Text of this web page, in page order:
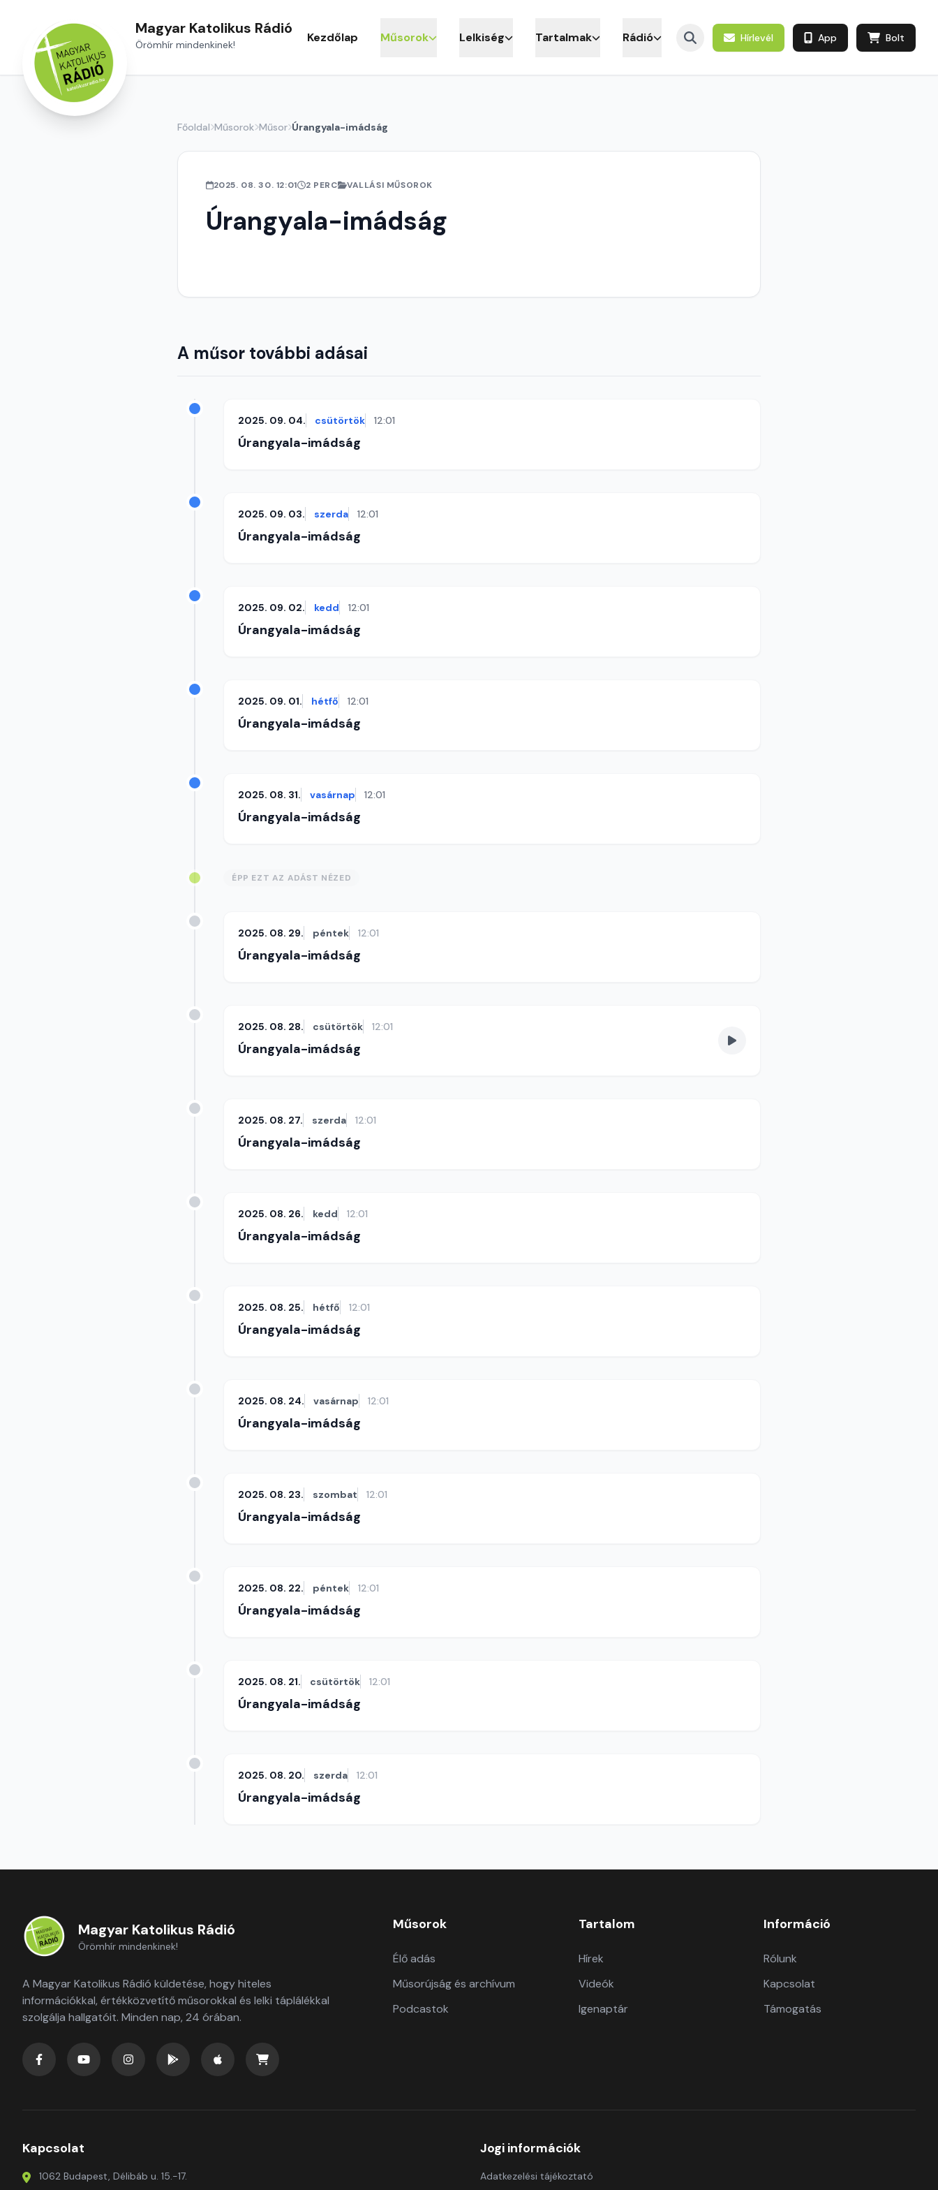
Magyar Katolikus Rádió
Örömhír mindenkinek! Kezdőlap Műsorok Lelkiség Tartalmak Rádió Hírlevél App Bolt
Főoldal Műsorok Műsor Úrangyala-imádság
2025. 08. 30. 12:01 2 PERC VALLÁSI MŰSOROK
Úrangyala-imádság
A műsor további adásai
2025. 09. 04. csütörtök 12:01
Úrangyala-imádság
2025. 09. 03. szerda 12:01
Úrangyala-imádság
2025. 09. 02. kedd 12:01
Úrangyala-imádság
2025. 09. 01. hétfő 12:01
Úrangyala-imádság
2025. 08. 31. vasárnap 12:01
Úrangyala-imádság
ÉPP EZT AZ ADÁST NÉZED
2025. 08. 29. péntek 12:01
Úrangyala-imádság
2025. 08. 28. csütörtök 12:01
Úrangyala-imádság
2025. 08. 27. szerda 12:01
Úrangyala-imádság
2025. 08. 26. kedd 12:01
Úrangyala-imádság
2025. 08. 25. hétfő 12:01
Úrangyala-imádság
2025. 08. 24. vasárnap 12:01
Úrangyala-imádság
2025. 08. 23. szombat 12:01
Úrangyala-imádság
2025. 08. 22. péntek 12:01
Úrangyala-imádság
2025. 08. 21. csütörtök 12:01
Úrangyala-imádság
2025. 08. 20. szerda 12:01
Úrangyala-imádság
Magyar Katolikus Rádió
Örömhír mindenkinek!
A Magyar Katolikus Rádió küldetése, hogy hiteles
információkkal, értékközvetítő műsorokkal és lelki táplálékkal
szolgálja hallgatóit. Minden nap, 24 órában.
Műsorok
Élő adás
Műsorújság és archívum
Podcastok
Tartalom
Hírek
Videók
Igenaptár
Információ
Rólunk
Kapcsolat
Támogatás
Kapcsolat
1062 Budapest, Délibáb u. 15.-17.
Jogi információk
Adatkezelési tájékoztató